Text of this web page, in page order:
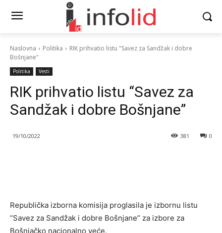
Naslovna Politika
RIK prihvatio listu "Savez za Sandžak i dobre
Bošnjane"
Politika Vesti
RIK prihvatio listu “Savez za
Sandžak i dobre Bošnjane”
19/10/2022 0
381
Republička izborna komisija proglasila je izbornu listu
“Savez za Sandžak i dobre Bošnjane” za izbore za
Bošnjačko nacionalno veće.